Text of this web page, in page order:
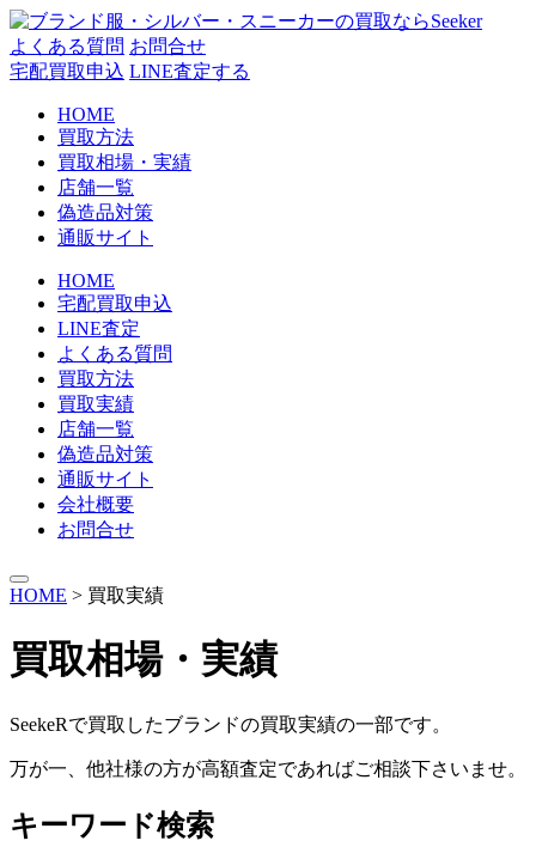
コ
ン
テ
よくある質問 お問合せ
宅配買取申込 LINE査定する
HOME
買取方法
買取相場・実績
店舗一覧
偽造品対策
通販サイト
HOME
宅配買取申込
LINE査定
よくある質問
買取方法
買取実績
店舗一覧
偽造品対策
通販サイト
会社概要
お問合せ
HOME > 買取実績
買取相場・実績
SeekeRで買取したブランドの買取実績の一部です。
万が一、他社様の方が高額査定であればご相談下さいませ。
キーワード検索